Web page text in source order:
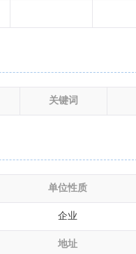
关键词
单位性质
企业
地址